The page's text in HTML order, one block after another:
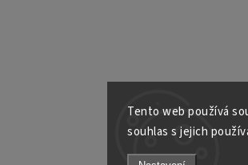
Tento web používá
souhlas s jejich